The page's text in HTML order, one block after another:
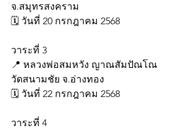
จ.สมุทรสงคราม
🗓️ วันที่ 20 กรกฎาคม 2568
วาระที่ 3
📍 หลวงพ่อสมหวัง ญาณสัมปัณโณ
วัดสนามชัย จ.อ่างทอง
🗓️ วันที่ 22 กรกฎาคม 2568
วาระที่ 4